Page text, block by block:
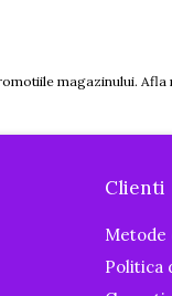
magazinului. Afla
Clienti
Metode
Politica